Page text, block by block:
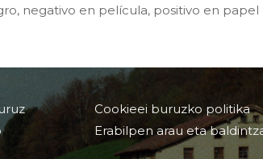
negativo en película, positivo en papel
Cookieei buruzko politika
Erabilpen arau eta